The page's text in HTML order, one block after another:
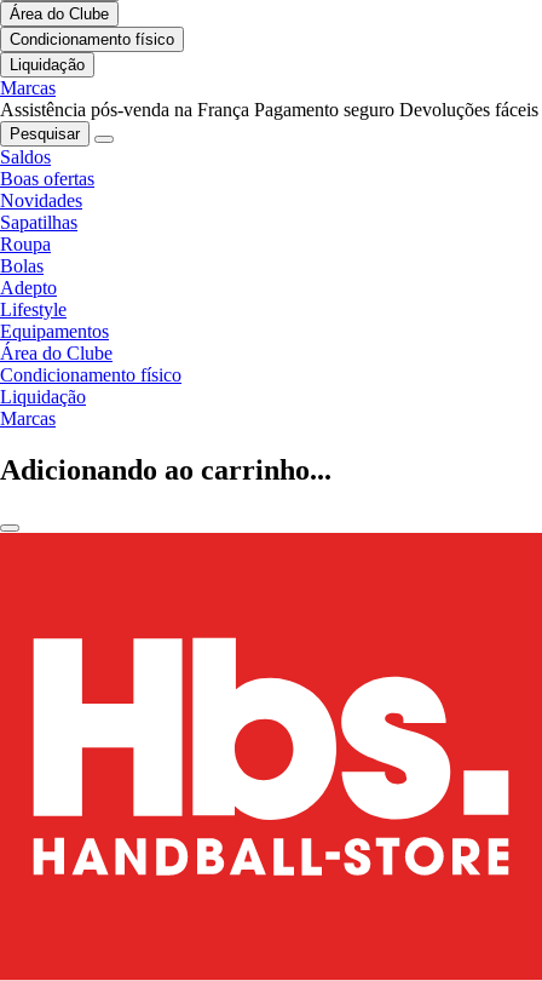
Área do Clube
Condicionamento físico
Liquidação
Marcas
Assistência pós-venda na França Pagamento seguro Devoluções fáceis
Pesquisar
Saldos
Boas ofertas
Novidades
Sapatilhas
Roupa
Bolas
Adepto
Lifestyle
Equipamentos
Área do Clube
Condicionamento físico
Liquidação
Marcas
Adicionando ao carrinho...